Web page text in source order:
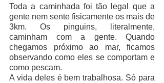
Toda a caminhada foi tão legal que a
gente nem sente fisicamente os mais de
3km. Os pinguins, literalmente,
caminham com a gente. Quando
chegamos próximo ao mar, ficamos
observando como eles se comportam e
como pescam.
A vida deles é bem trabalhosa. Só para